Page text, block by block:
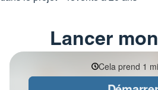
Lancer mon